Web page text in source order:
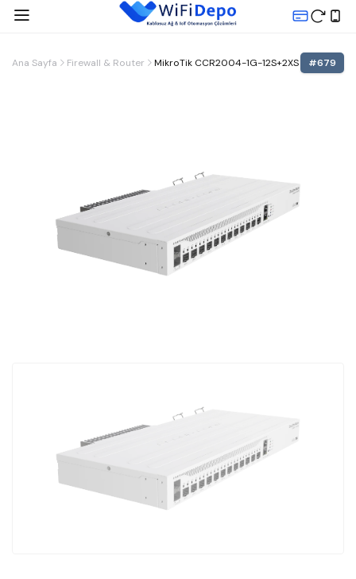
Ana Sayfa Firewall & Router MikroTik CCR2004-1G-12S+2XS #679